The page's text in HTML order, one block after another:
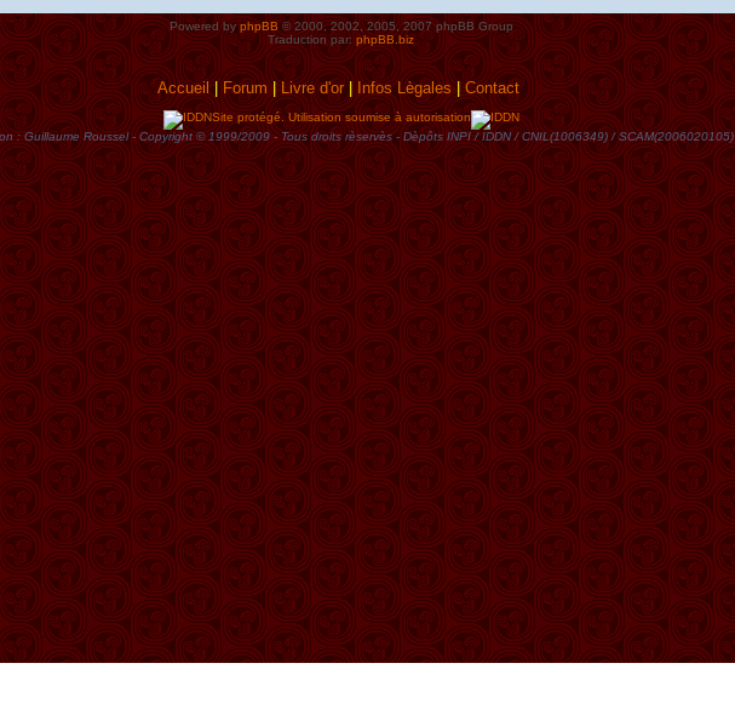
Powered byphpBB© 2000, 2002, 2005, 2007 phpBB Group
Traduction par: phpBB.biz
Accueil|Forum |Livre d'or| Infos Lègales|Contact
Site protégé. Utilisation soumise à autorisation
: Guillaume Roussel - Copyright © 1999/2009 - Tous droits rèservès - Dèpôts INPI / IDDN / CNIL(1006349) / SCAM(2006020105)